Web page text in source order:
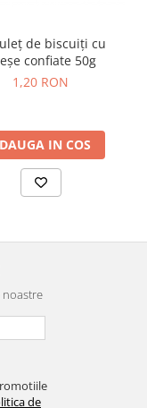
de biscuiți cu
confiate 50g
1,20 RON
IN COS
noastre
de